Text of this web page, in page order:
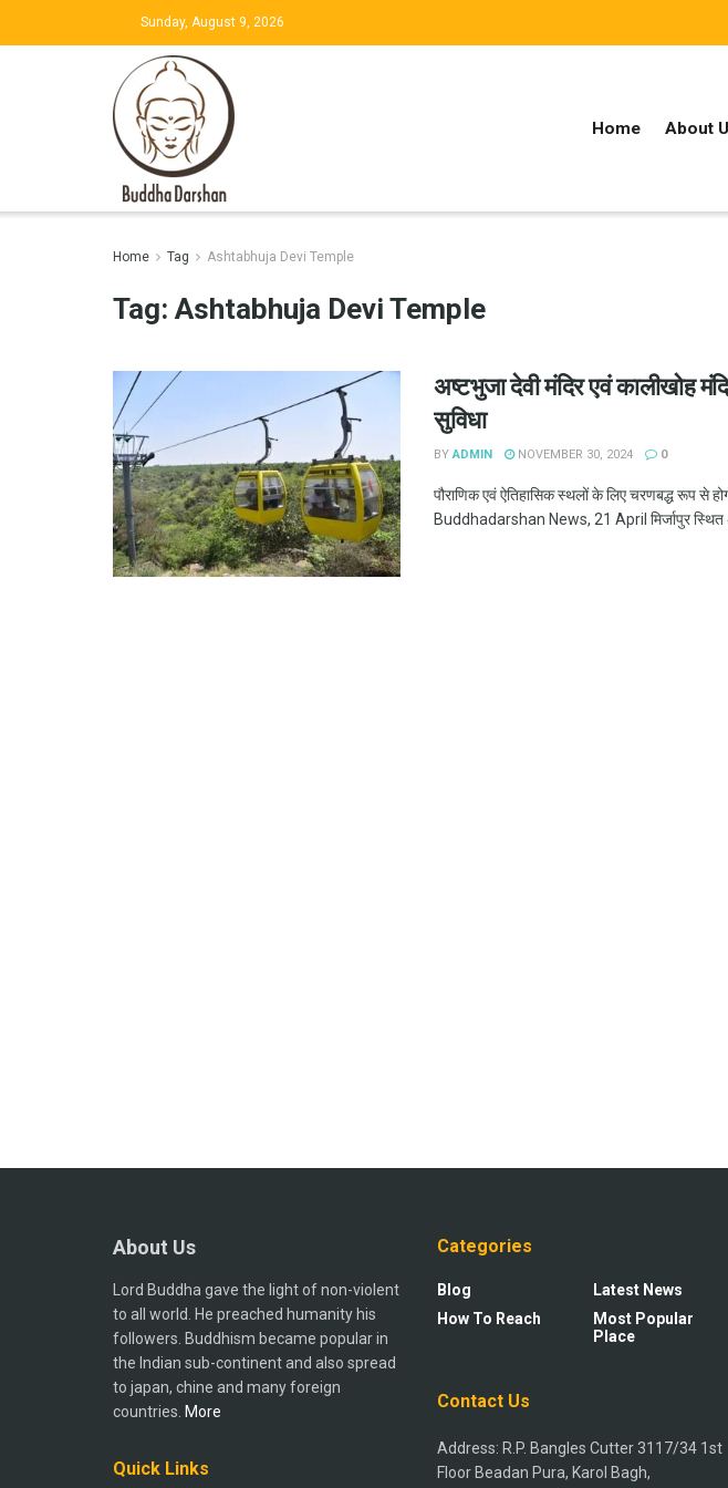
Sunday, August 9, 2026
Home About
Home Tag Ashtabhuja Devi Temple
Tag: Ashtabhuja Devi Temple
अष्टभुजा देवी मंदिर एवं कालीखोह
सुविधा
BY ADMIN NOVEMBER 30, 2024 0
पौराणिक एवं ऐतिहासिक स्थलों के लिए चरणबद्ध रूप से
Buddhadarshan News, 21 April मिर्जापुर स्थित
About Us
Lord Buddha gave the light of non-violent
to all world. He preached humanity his
followers. Buddhism became popular in
the Indian sub-continent and also spread
to japan, chine and many foreign
countries. More
Quick Links
Categories
Blog
How To Reach
Latest News
Most Popular
Place
Contact Us
Address: R.P. Bangles Cutter 3117/34 1st
Floor Beadan Pura, Karol Bagh,